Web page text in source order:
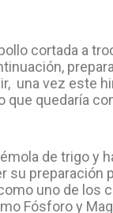
cortada a
una vez este
que quedaría
de trigo y
su
uno de
Fósforo y